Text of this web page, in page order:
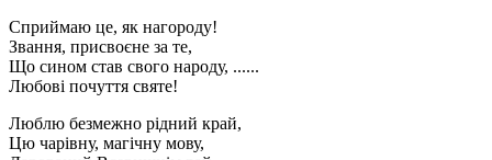
Сприймаю це, як нагороду!
Звання, присвоєне за те,
Що сином став свого народу, ......
Любові почуття святе!
Люблю безмежно рідний край,
Цю чарівну, магічну мову,